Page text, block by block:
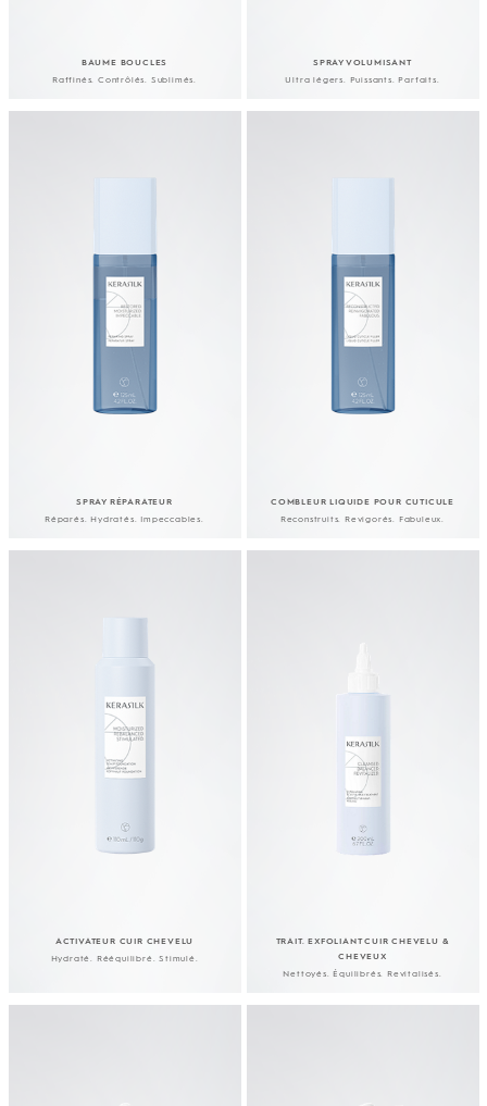
BAUME BOUCLES
Raffinés. Contrôlés. Sublimés.
SPRAY VOLUMISANT
Ultra légers. Puissants. Parfaits.
SPRAY RÉPARATEUR
Réparés. Hydratés. Impeccables.
COMBLEUR LIQUIDE POUR CUTICULE
Reconstruits. Revigorés. Fabuleux.
ACTIVATEUR CUIR CHEVELU
Hydraté. Rééquilibré. Stimulé.
TRAIT. EXFOLIANT CUIR CHEVELU &
CHEVEUX
Nettoyés. Équilibrés. Revitalisés.